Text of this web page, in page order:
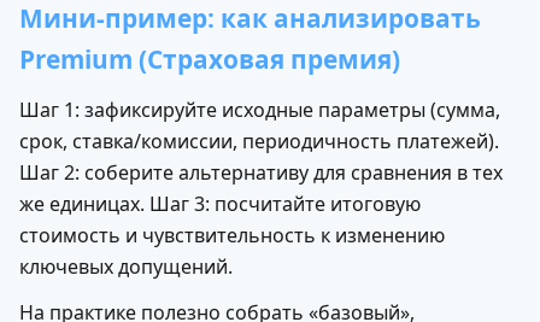
Мини-пример: как анализировать
Premium (Страховая премия)
Шаг 1: зафиксируйте исходные параметры (сумма,
срок, ставка/комиссии, периодичность платежей).
Шаг 2: соберите альтернативу для сравнения в тех
же единицах. Шаг 3: посчитайте итоговую
стоимость и чувствительность к изменению
ключевых допущений.
На практике полезно собрать «базовый»,